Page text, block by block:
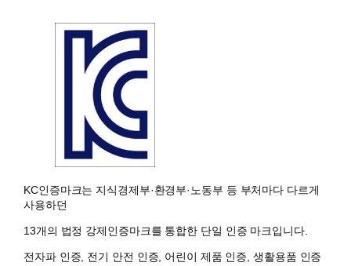
KC인증마크는 지식경제부·환경부·노동부 등 부처마다 다르게
사용하던
13개의 법정 강제인증마크를 통합한 단일 인증 마크입니다.
전자파 인증, 전기 안전 인증, 어린이 제품 인증, 생활용품 인증